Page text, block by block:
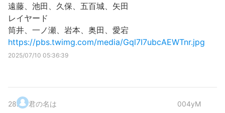
遠藤、池田、久保、五百城、矢田
レイヤード
筒井、一ノ瀬、岩本、奥田、愛宕
https://pbs.twimg.com/media/Gql7I7ubcAEWTnr.jpg
2025/07/10 05:36:39
28. 君の名は 004yM